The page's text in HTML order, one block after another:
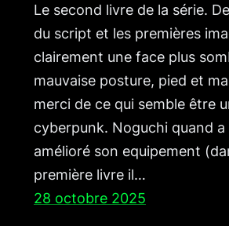
Le second livre de la série.
du script et les premières
clairement une face plus
mauvaise posture, pied et
merci de ce qui semble être
cyberpunk. Noguchi quand a
amélioré son equipement
première livre il…
28 octobre 2025